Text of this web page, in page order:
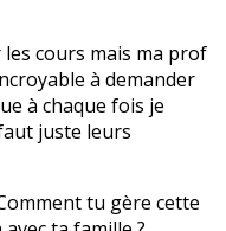
cours mais ma prof
à demander
à chaque fois je
juste leurs
tu gère cette